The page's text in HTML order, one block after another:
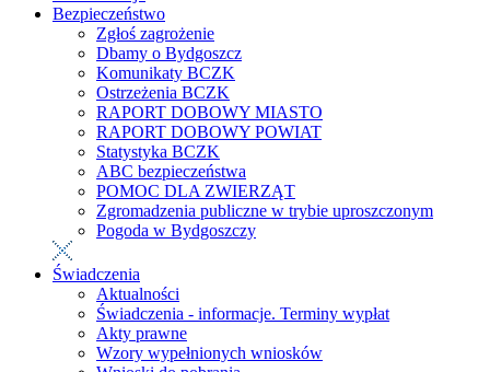
Bezpieczeństwo
Zgłoś zagrożenie
Dbamy o Bydgoszcz
Komunikaty BCZK
Ostrzeżenia BCZK
RAPORT DOBOWY MIASTO
RAPORT DOBOWY POWIAT
Statystyka BCZK
ABC bezpieczeństwa
POMOC DLA ZWIERZĄT
Zgromadzenia publiczne w trybie uproszczonym
Pogoda w Bydgoszczy
Świadczenia
Aktualności
Świadczenia - informacje. Terminy wypłat
Akty prawne
Wzory wypełnionych wniosków